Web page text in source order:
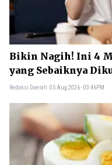
Bikin Nagih! Ini 4
yang Sebaiknya
Redaksi Daerah 05 Aug 2026 - 03:46PM